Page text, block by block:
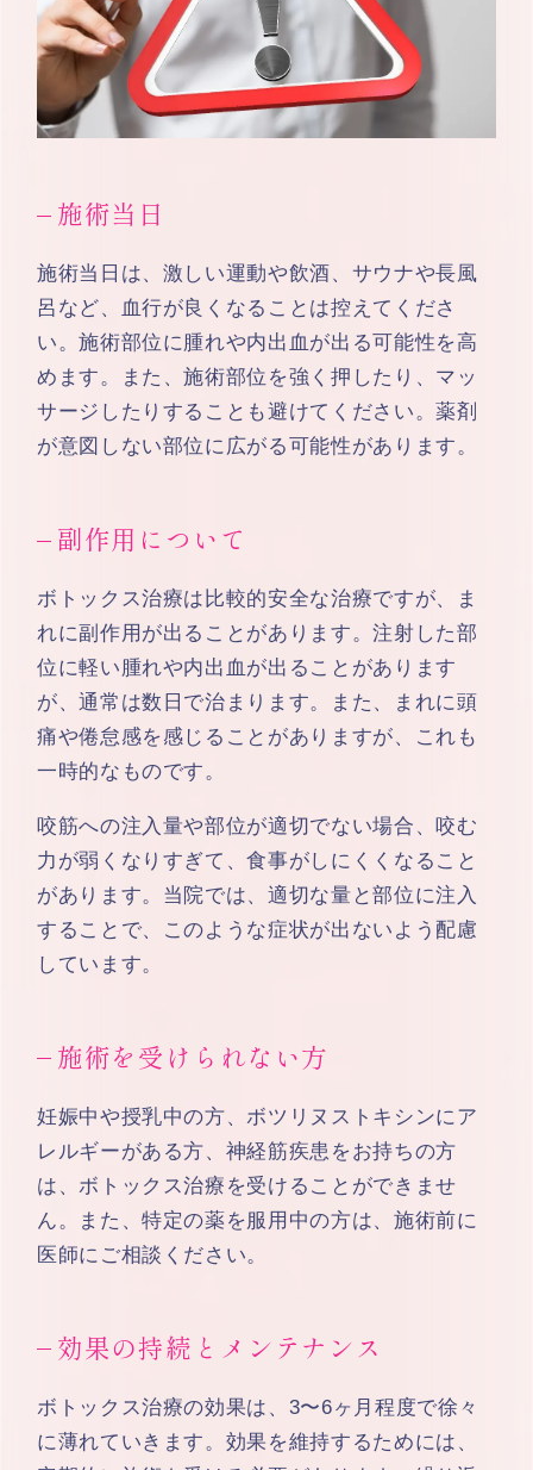
施術当日
施術当日は、激しい運動や飲酒、サウナや長風
呂など、血行が良くなることは控えてくださ
い。施術部位に腫れや内出血が出る可能性を高
めます。また、施術部位を強く押したり、マッ
サージしたりすることも避けてください。薬剤
が意図しない部位に広がる可能性があります。
副作用について
ボトックス治療は比較的安全な治療ですが、ま
れに副作用が出ることがあります。注射した部
位に軽い腫れや内出血が出ることがあります
が、通常は数日で治まります。また、まれに頭
痛や倦怠感を感じることがありますが、これも
一時的なものです。
咬筋への注入量や部位が適切でない場合、咬む
力が弱くなりすぎて、食事がしにくくなること
があります。当院では、適切な量と部位に注入
することで、このような症状が出ないよう配慮
しています。
施術を受けられない方
妊娠中や授乳中の方、ボツリヌストキシンにア
レルギーがある方、神経筋疾患をお持ちの方
は、ボトックス治療を受けることができませ
ん。また、特定の薬を服用中の方は、施術前に
医師にご相談ください。
効果の持続とメンテナンス
ボトックス治療の効果は、3〜6ヶ月程度で徐々
に薄れていきます。効果を維持するためには、